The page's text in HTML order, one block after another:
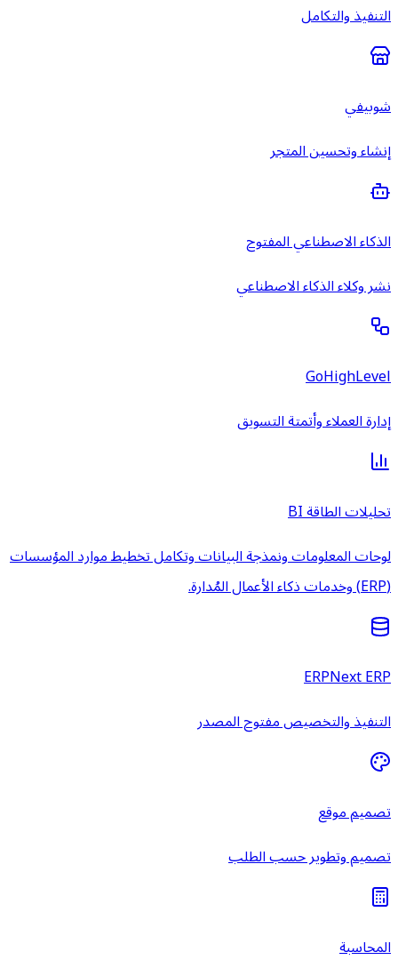
التنفيذ والتكامل
شوبيفي
إنشاء وتحسين المتجر
الذكاء الاصطناعي المفتوح
نشر وكلاء الذكاء الاصطناعي
GoHighLevel
إدارة العملاء وأتمتة التسويق
تحليلات الطاقة BI
لوحات المعلومات ونمذجة البيانات وتكامل تخطيط موارد المؤسسات
(ERP) وخدمات ذكاء الأعمال المُدارة.
ERPNext ERP
التنفيذ والتخصيص مفتوح المصدر
تصميم موقع
تصميم وتطوير حسب الطلب
المحاسبة